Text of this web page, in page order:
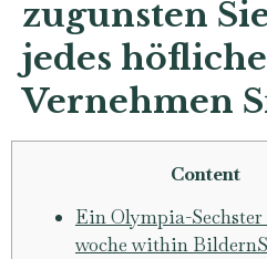
zugunsten
jedes
Vernehmen
Content
Ein Olympia-Sechster
woche within